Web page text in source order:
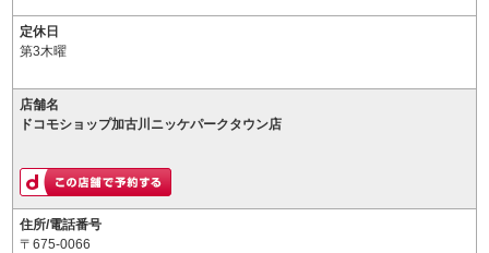
定休日
第3木曜
店舗名
ドコモショップ加古川ニッケパークタウン店
住所/電話番号
〒675-0066